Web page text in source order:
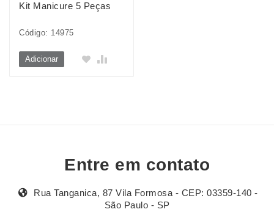
Kit Manicure 5 Peças
Código: 14975
Adicionar
Entre em contato
Rua Tanganica, 87 Vila Formosa - CEP: 03359-140 -
São Paulo - SP